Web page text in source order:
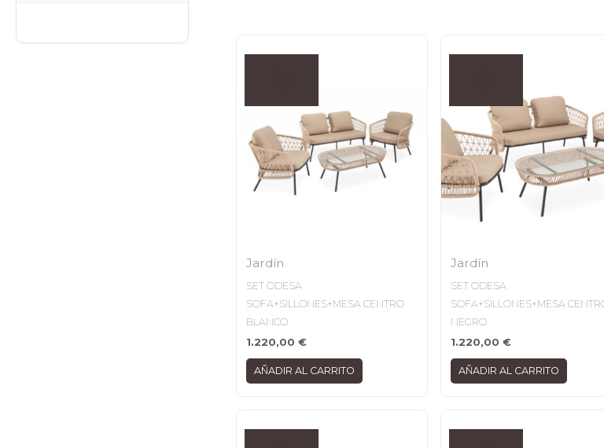
Jardín
SET ODESA
SOFA+SILLONES+MESA CENTRO
BLANCO
1.220,00 €
AÑADIR AL CARRITO
Jardín
SET ODESA
SOFA+SILLONES+MESA
NEGRO
1.220,00 €
AÑADIR AL CARRITO